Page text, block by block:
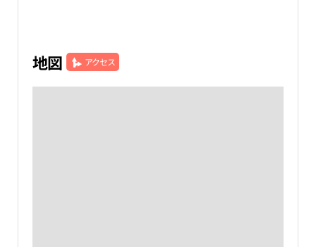
地図 アクセス